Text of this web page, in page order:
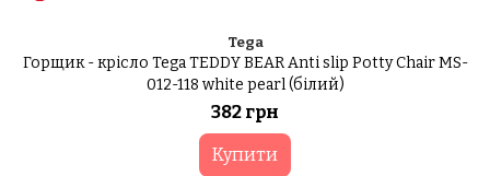
Tega
Горщик - крісло Tega TEDDY BEAR Anti slip Potty Chair MS-
012-118 white pearl (білий)
382 грн
Купити